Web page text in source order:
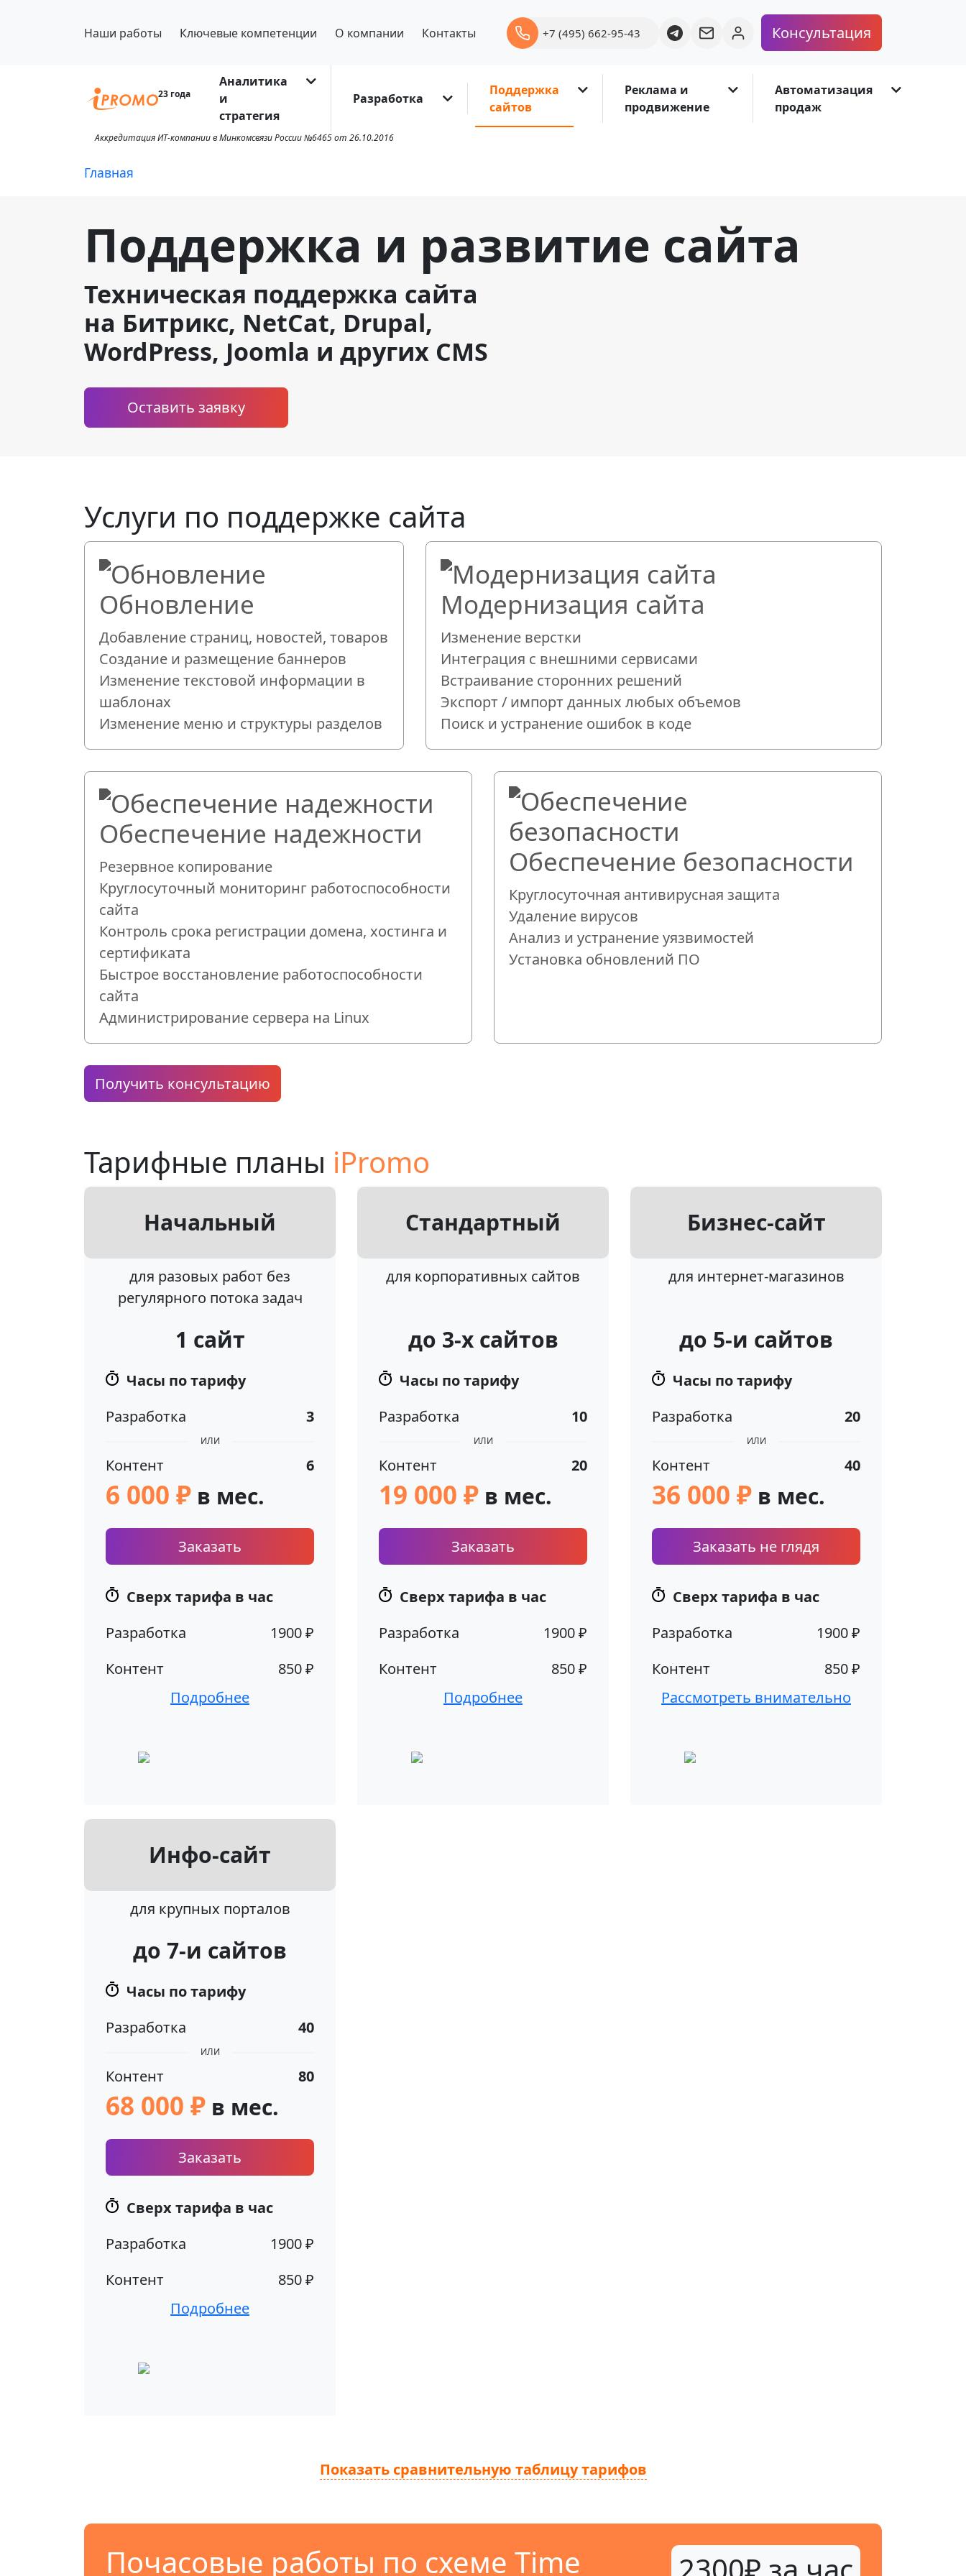
Наши работы Ключевые компетенции О компании Контакты +7 (495) 662-95-43 Консультация
23 года
Аналитика
и
стратегия
Разработка
Поддержка
сайтов
Реклама и
продвижение
Автоматизация
продаж
Аккредитация ИТ-компании в Минкомсвязи России №6465 от 26.10.2016
Главная
Поддержка и развитие сайта
Техническая поддержка сайта
на Битрикс, NetCat, Drupal,
WordPress, Joomla и других CMS
Оставить заявку
Услуги по поддержке сайта
Обновление
Добавление страниц, новостей, товаров
Создание и размещение баннеров
Изменение текстовой информации в
шаблонах
Изменение меню и структуры разделов
Модернизация сайта
Изменение верстки
Интеграция с внешними сервисами
Встраивание сторонних решений
Экспорт / импорт данных любых объемов
Поиск и устранение ошибок в коде
Обеспечение надежности
Резервное копирование
Круглосуточный мониторинг работоспособности
сайта
Контроль срока регистрации домена, хостинга и
сертификата
Быстрое восстановление работоспособности
сайта
Администрирование сервера на Linux
Обеспечение безопасности
Круглосуточная антивирусная защита
Удаление вирусов
Анализ и устранение уязвимостей
Установка обновлений ПО
Получить консультацию
Тарифные планы iPromo
Начальный
для разовых работ без
регулярного потока задач
1 сайт
Часы по тарифу
Разработка
3
ИЛИ
Контент 6
6 000 ₽ в мес.
Заказать
Сверх тарифа в час
Разработка
1900 ₽
Контент
850 ₽
Подробнее
Стандартный
для корпоративных сайтов
до 3-х сайтов
Часы по тарифу
Разработка
10
ИЛИ
Контент 20
19 000 ₽ в мес.
Заказать
Сверх тарифа в час
Разработка
1900 ₽
Контент
850 ₽
Подробнее
Бизнес-сайт
для интернет-магазинов
до 5-и сайтов
Часы по тарифу
Разработка
20
ИЛИ
Контент 40
36 000 ₽ в мес.
Заказать не глядя
Сверх тарифа в час
Разработка
1900 ₽
Контент
850 ₽
Рассмотреть внимательно
Инфо-сайт
для крупных порталов
до 7-и сайтов
Часы по тарифу
Разработка
40
ИЛИ
Контент 80
68 000 ₽ в мес.
Заказать
Сверх тарифа в час
Разработка
1900 ₽
Контент
850 ₽
Подробнее
Показать сравнительную таблицу тарифов
Почасовые работы по схеме Time